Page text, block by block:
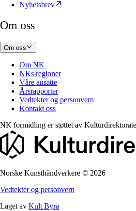
Nyhetsbrev
Om oss
Om oss
Om NK
NKs regioner
Våre ansatte
Årsrapporter
Vedtekter og personvern
Kontakt oss
NK formidling er støttet av
Norske Kunsthåndverkere © 2026
Vedtekter og personvern
Laget av Kult Byrå